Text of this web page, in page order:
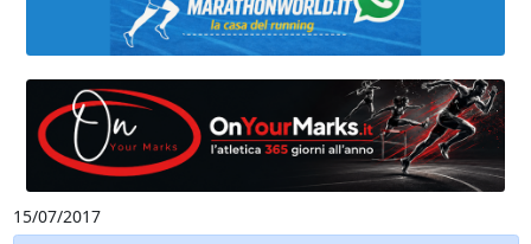
15/07/2017